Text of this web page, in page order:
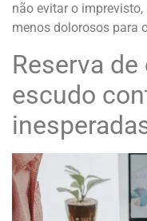
não evitar o
menos dolorosos para
Reserva
escudo